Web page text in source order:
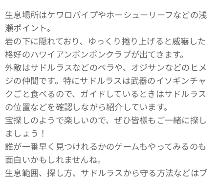
生息場所はケワロパイプやホーシューリーフなどの浅
瀬ポイント。
岩の下に隠れており、ゆっくり捲り上げると威嚇した
格好のハワイアンポンポンクラブが出てきます。
外敵はサドルラスなどのベラや、オジサンなどのヒメ
ジの仲間です。特にサドルラスは武器のイソギンチャ
クごと食べるので、ガイドしているときはサドルラス
の位置などを確認しながら紹介しています。
宝探しのようで楽しいので、ぜひ皆様もご一緒に探し
ましょう！
誰が一番早く見つけれるかのゲームもやってみるのも
面白いかもしれませんね。
生息範囲、探し方、サドルラスから守る方法などはブ